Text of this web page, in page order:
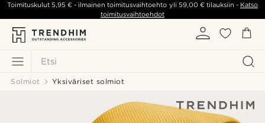
Etsi
Toimituskulut5,95 € - ilmainen toimitusvaihtoehto yli 59,00 €tilauksiin - Katso
toimitusvaihtoehdot
Solmiot Yksiväriset solmiot